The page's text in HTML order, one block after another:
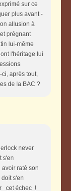
sur ce
plus avant -
allusion à
prégnant
lui-même
l'héritage lui
après tout,
de la BAC ?
never
s'en
raté son
s'en
cet échec !